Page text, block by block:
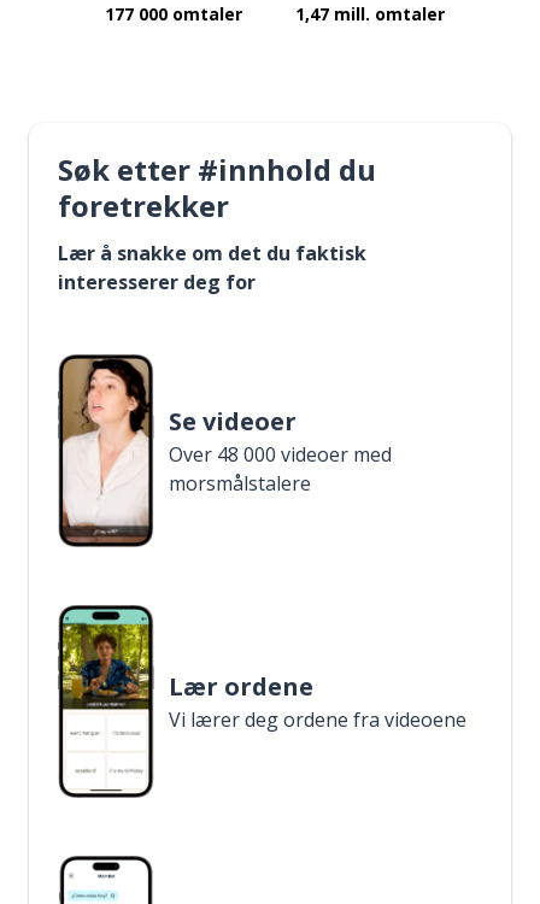
177 000 omtaler 1,47 mill. omtaler
Søk etter #innhold du
foretrekker
Lær å snakke om det du faktisk
interesserer deg for
Se videoer
Over 48 000 videoer med
morsmålstalere
Lær ordene
Vi lærer deg ordene fra videoene